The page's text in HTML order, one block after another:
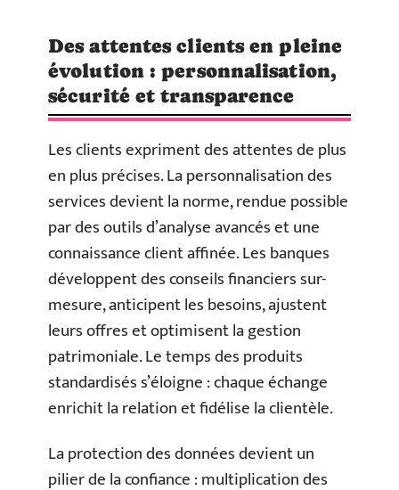
Des attentes clients en pleine
évolution : personnalisation,
sécurité et transparence
Les clients expriment des attentes de plus
en plus précises. La personnalisation des
services devient la norme, rendue possible
par des outils d’analyse avancés et une
connaissance client affinée. Les banques
développent des conseils financiers sur-
mesure, anticipent les besoins, ajustent
leurs offres et optimisent la gestion
patrimoniale. Le temps des produits
standardisés s’éloigne : chaque échange
enrichit la relation et fidélise la clientèle.
La protection des données devient un
pilier de la confiance : multiplication des